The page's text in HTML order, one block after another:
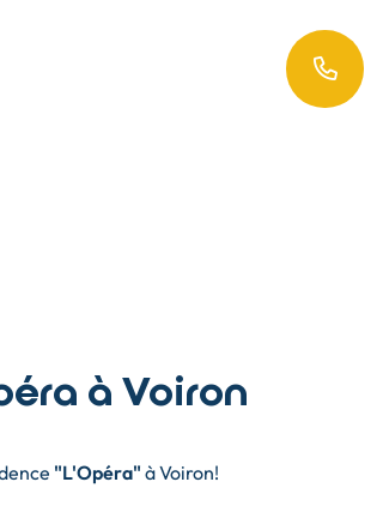
à Voiron
"L'Opéra" à Voiron!